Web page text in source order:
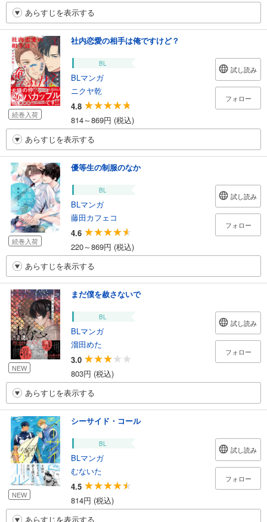
あらすじを表示する
続巻入荷
社内恋愛の相手は俺ですけど？
BL
BLマンガ
ニクヤ乾
4.8
814～869円 (税込)
試し読み
フォロー
あらすじを表示する
続巻入荷
優等生の制服のなか
BL
BLマンガ
藤田カフェコ
4.6
220～869円 (税込)
試し読み
フォロー
あらすじを表示する
NEW
まだ僕を赦さないで
BL
BLマンガ
溜田めた
3.0
803円 (税込)
試し読み
フォロー
あらすじを表示する
NEW
シーサイド・コール
BL
BLマンガ
むないた
4.5
814円 (税込)
試し読み
フォロー
あらすじを表示する